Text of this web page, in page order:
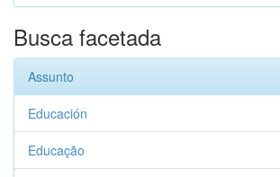
Busca facetada
Assunto
Educación
Educação